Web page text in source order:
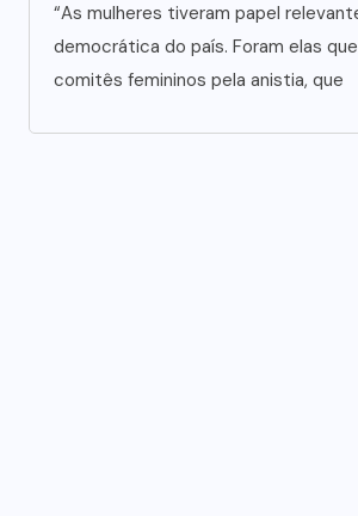
“As mulheres tiveram papel
democrática do país. Foram elas
comitês femininos pela anistia, que